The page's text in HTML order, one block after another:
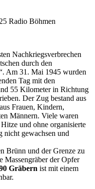
Radio Böhmen
Nachkriegsverbrechen
durch den
Am 31. Mai 1945 wurden
Tag mit den
55 Kilometer in Richtung
Der Zug bestand aus
Frauen, Kindern,
Männern. Viele waren
und ohne organisierte
nicht gewachsen und
Brünn und der Grenze zu
Massengräber der Opfer
Gräbern ist mit einem